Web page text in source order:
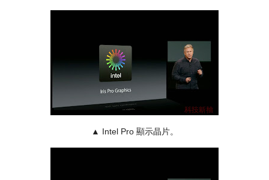
▲ Intel Pro 顯示晶片。